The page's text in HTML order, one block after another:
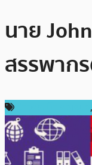
นาย
สรรพาก
,